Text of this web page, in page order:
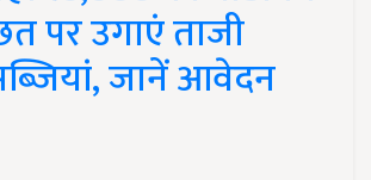
पर उगाएं ताजी
जानें आवेदन